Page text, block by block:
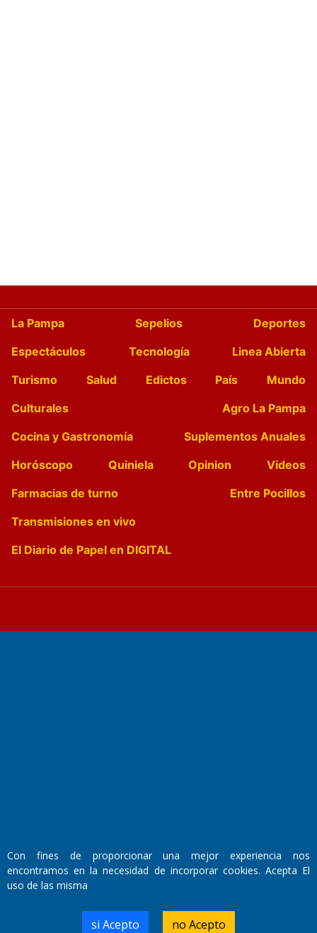
La Pampa Sepelios
Deportes
Espectáculos
Tecnología
Linea Abierta
Turismo
Salud Edictos País
Mundo
Culturales
Agro La Pampa
Cocina y Gastronomía
Suplementos Anuales
Horóscopo
Quiniela Opinion
Videos
Farmacias de turno
Entre Pocillos
Transmisiones en vivo
El Diario de Papel en DIGITAL
Domicilio Legal: José Ingenieros 855,
Santa Rosa, La Pampa.
RL-2019-55551274-APN-DNDA#MJ
Con fines de proporcionar una mejor experiencia nos
encontramos en la necesidad de incorporar cookies. Acepta El
uso de las misma
si Acepto no Acepto